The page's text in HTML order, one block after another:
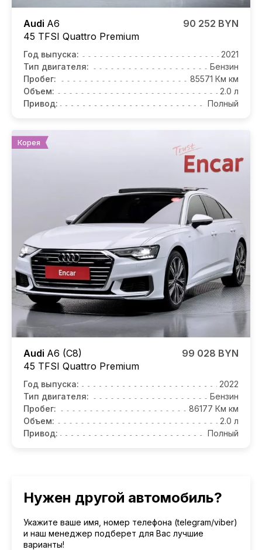
Audi A6
45 TFSI Quattro Premium
90 252 BYN
Год выпуска:
2021
Тип двигателя:
Бензин
Пробег:
85571 Км км
Объем:
2.0 л
Привод:
Полный
Корея
Audi A6 (C8)
45 TFSI Quattro Premium
99 028 BYN
Год выпуска:
2022
Тип двигателя:
Бензин
Пробег:
86177 Км км
Объем:
2.0 л
Привод:
Полный
Нужен другой автомобиль?
Укажите ваше имя, номер телефона (telegram/viber)
и наш менеджер подберет для Вас лучшие
варианты!